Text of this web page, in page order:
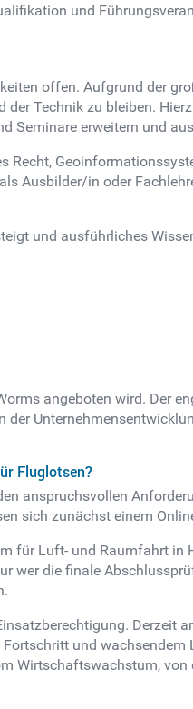
und
offen. Aufgrund der
Technik zu bleiben.
Seminare erweitern und
Ausbilder/in oder
und ausführliches
angeboten wird. Der
Fluglotsen?
anspruchsvollen
sich zunächst einem
für Luft- und Raumfahrt
wer die finale
Derzeit
und
Wirtschaftswachstum,